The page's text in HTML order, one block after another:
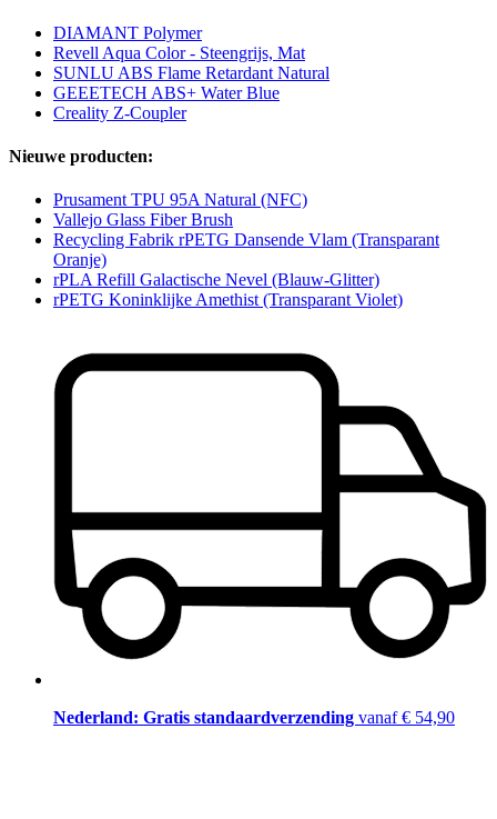
DIAMANT Polymer
Revell Aqua Color - Steengrijs, Mat
SUNLU ABS Flame Retardant Natural
GEEETECH ABS+ Water Blue
Creality Z-Coupler
Nieuwe producten:
Prusament TPU 95A Natural (NFC)
Vallejo Glass Fiber Brush
Recycling Fabrik rPETG Dansende Vlam (Transparant
Oranje)
rPLA Refill Galactische Nevel (Blauw-Glitter)
rPETG Koninklijke Amethist (Transparant Violet)
Nederland: Gratis standaardverzending vanaf € 54,90